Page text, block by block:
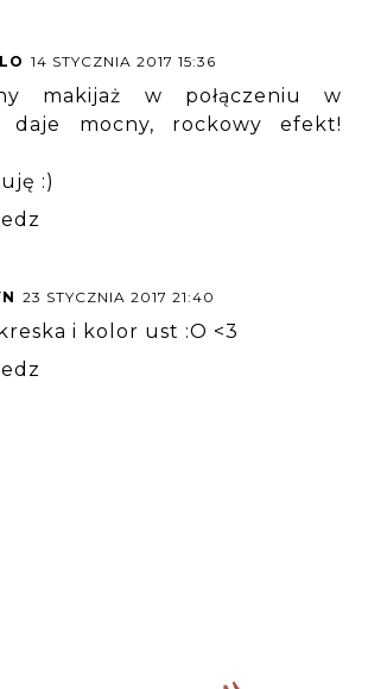
14 STYCZNIA 2017 15:36
makijaż w połączeniu w
daje mocny, rockowy efekt!
:)
23 STYCZNIA 2017 21:40
i kolor ust :O <3